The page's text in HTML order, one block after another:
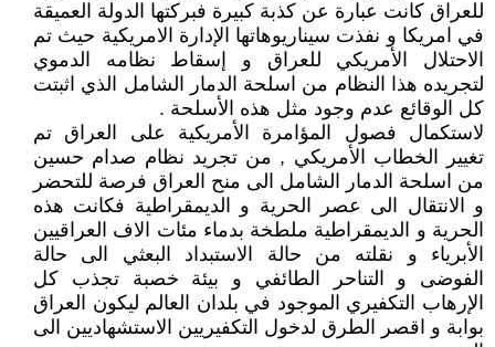
للعراق كانت عبارة عن كذبة كبيرة فبركتها الدولة العميقة
في امريكا و نفذت سيناريوهاتها الإدارة الامريكية حيث تم
الاحتلال الأمريكي للعراق و إسقاط نظامه الدموي
لتجريده هذا النظام من اسلحة الدمار الشامل الذي اثبتت
كل الوقائع عدم وجود مثل هذه الأسلحة .
لاستكمال فصول المؤامرة الأمريكية على العراق تم
تغيير الخطاب الأمريكي , من تجريد نظام صدام حسين
من اسلحة الدمار الشامل الى منح العراق فرصة للتحضر
و الانتقال الى عصر الحرية و الديمقراطية فكانت هذه
الحرية و الديمقراطية ملطخة بدماء مئات الاف العراقيين
الأبرياء و نقلته من حالة الاستبداد البعثي الى حالة
الفوضى و التناحر الطائفي و بيئة خصبة تجذب كل
الإرهاب التكفيري الموجود في بلدان العالم ليكون العراق
بوابة و اقصر الطرق لدخول التكفيريين الاستشهاديين الى